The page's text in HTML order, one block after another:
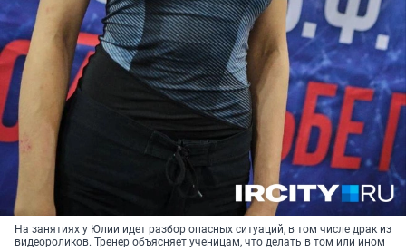
На занятиях у Юлии идет разбор опасных ситуаций, в том числе драк из
видеороликов. Тренер объясняет ученицам, что делать в том или ином